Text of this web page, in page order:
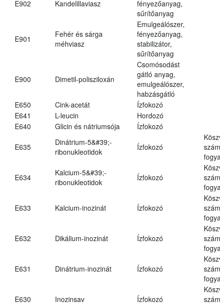
E902 Kandelillaviasz
fényezőanyag,
sűrítőanyag
E901
Fehér és sárga
méhviasz
Emulgeálószer,
fényezőanyag,
stabilizátor,
sűrítőanyag
E900 Dimetil-polisziloxán
Csomósodást
gátló anyag,
emulgeálószer,
habzásgátló
E650
Cink-acetát
Ízfokozó
E641
L-leucin
Hordozó
E640
Glicin és nátriumsója Ízfokozó
E635
Dinátrium-5&#39;-
ribonukleotidok
Ízfokozó
E634
Kalcium-5&#39;-
ribonukleotidok
Ízfokozó
E633 Kalcium-inozinát Ízfokozó
E632 Dikálium-inozinát Ízfokozó
E631 Dinátrium-inozinát Ízfokozó
E630 Inozinsav Ízfokozó